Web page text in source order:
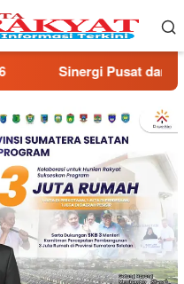
Sumsel Hibahkan Lahan